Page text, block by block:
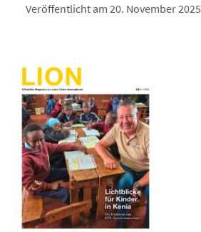
Veröffentlicht am 20. November 2025